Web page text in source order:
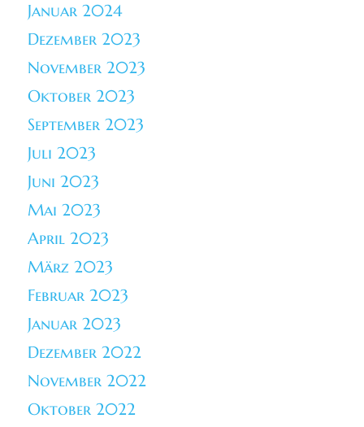
Januar 2024
Dezember 2023
November 2023
Oktober 2023
September 2023
Juli 2023
Juni 2023
Mai 2023
April 2023
März 2023
Februar 2023
Januar 2023
Dezember 2022
November 2022
Oktober 2022